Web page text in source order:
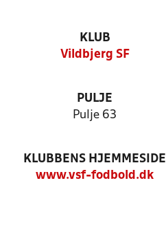
KLUB
Vildbjerg SF
PULJE
Pulje 63
KLUBBENS HJEMMESIDE
www.vsf-fodbold.dk